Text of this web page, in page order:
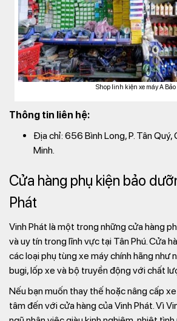
Shop linh kiện xe máy A Bảo
Thông tin liên hệ:
Địa chỉ: 656 Bình Long, P. Tân Quý,
Minh.
Cửa hàng phụ kiện bảo
Phát
Vinh Phát là một trong những cửa hàng
và uy tín trong lĩnh vực tại Tân Phú. Cửa
các loại phụ tùng xe máy chính hãng như
bugi, lốp xe và bộ truyền động với chất
Nếu bạn muốn thay thế hoặc nâng cấp
tâm đến với cửa hàng của Vinh Phát. Vì